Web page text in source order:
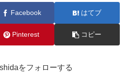
Facebook はてブ
Pinterest コピー
をフォローする